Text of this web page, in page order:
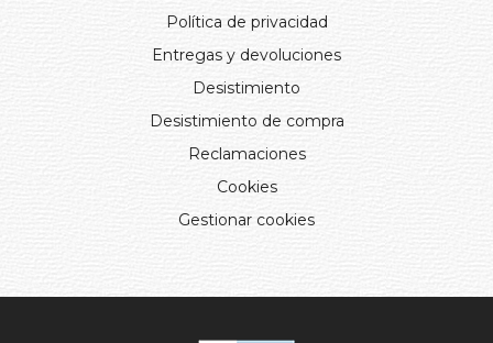
Política de privacidad
Entregas y devoluciones
Desistimiento
Desistimiento de compra
Reclamaciones
Cookies
Gestionar cookies